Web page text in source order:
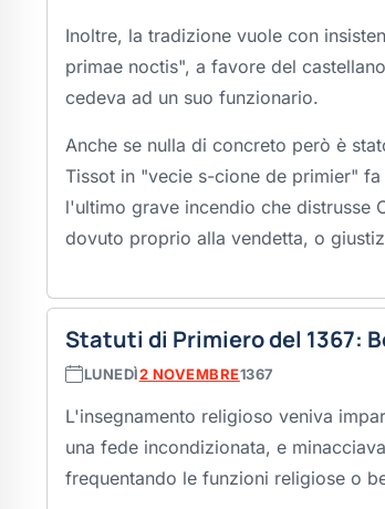
Inoltre, la tradizione vuole con
primae noctis", a favore del
cedeva ad un suo funzionario.
Anche se nulla di concreto però è
Tissot in "vecie s-cione de primier" fa
l'ultimo grave incendio che distrusse
dovuto proprio alla vendetta, o
Statuti di Primiero del 1367:
LUNEDÌ2 NOVEMBRE1367
L'insegnamento religioso veniva
una fede incondizionata, e
frequentando le funzioni religiose o